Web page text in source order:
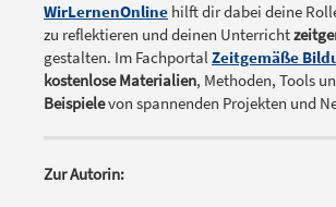
WirLernenOnline hilft dir dabei deine
zu reflektieren und deinen Unterricht
gestalten. Im FachportalZeitgemäße
kostenlose Materialien, Methoden, Tools
Beispielevon spannenden Projekten und
Zur Autorin: